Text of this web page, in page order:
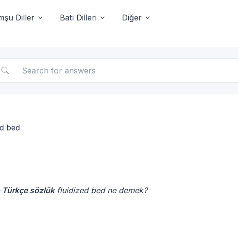
Diller Batı Dilleri Diğer
bed
Türkçe sözlükfluidized bed ne demek?